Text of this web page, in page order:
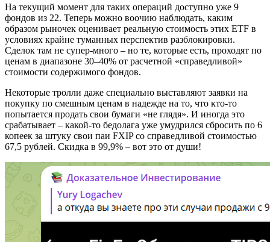
На текущий момент для таких операций доступно уже 9
фондов из 22. Теперь можно воочию наблюдать, каким
образом рыночек оценивает реальную стоимость этих ETF в
условиях крайне туманных перспектив разблокировки.
Сделок там не супер-много – но те, которые есть, проходят по
ценам в диапазоне 30–40% от расчетной «справедливой»
стоимости содержимого фондов.
Некоторые тролли даже специально выставляют заявки на
покупку по смешным ценам в надежде на то, что кто-то
попытается продать свои бумаги «не глядя». И иногда это
срабатывает – какой-то бедолага уже умудрился сбросить по 6
копеек за штуку свои паи FXIP со справедливой стоимостью
67,5 рублей. Скидка в 99,9% – вот это от души!